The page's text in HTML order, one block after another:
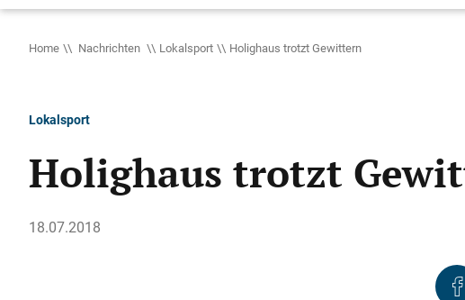
Home Nachrichten Lokalsport Holighaus trotzt Gewittern
Lokalsport
Holighaus trotzt
18.07.2018